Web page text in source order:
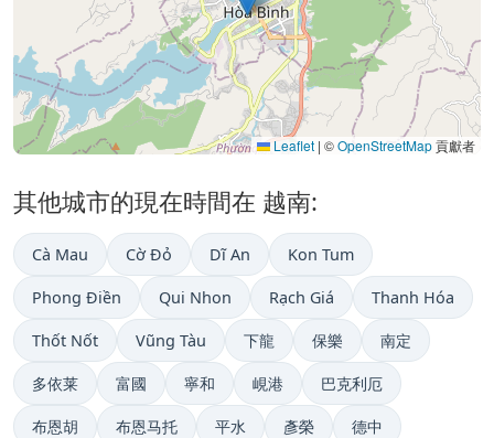
Leaflet | ©OpenStreetMap貢獻者
其他城市的現在時間在 越南:
Cà Mau Cờ Đỏ Dĩ An Kon Tum
Phong Điền Qui Nhon Rạch Giá Thanh Hóa
Thốt Nốt Vũng Tàu 下龍 保樂 南定
多依莱 富國 寧和 峴港 巴克利厄
布恩胡 布恩马托 平水 彥榮 德中